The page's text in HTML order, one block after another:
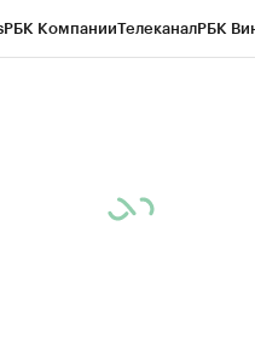
РБК КомпанииТелеканалРБК